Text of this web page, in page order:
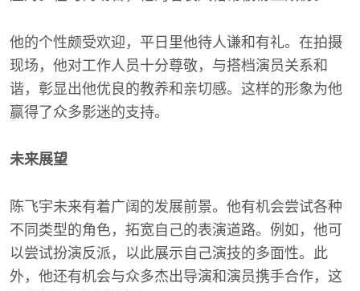
他的个性颇受欢迎，平日里他待人谦和有礼。在拍摄
现场，他对工作人员十分尊敬，与搭档演员关系和
谐，彰显出他优良的教养和亲切感。这样的形象为他
赢得了众多影迷的支持。
未来展望
陈飞宇未来有着广阔的发展前景。他有机会尝试各种
不同类型的角色，拓宽自己的表演道路。例如，他可
以尝试扮演反派，以此展示自己演技的多面性。此
外，他还有机会与众多杰出导演和演员携手合作，这